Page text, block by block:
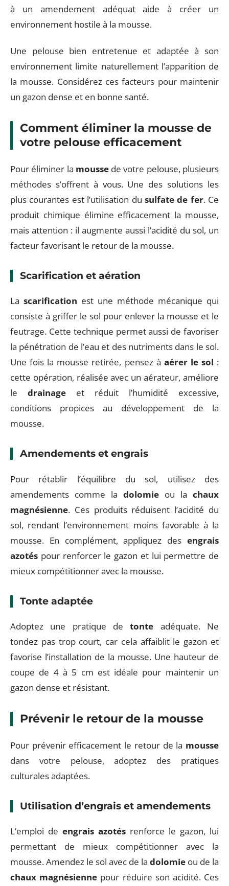
à un amendement adéquat aide à créer un
environnement hostile à la mousse.
Une pelouse bien entretenue et adaptée à son
environnement limite naturellement l’apparition de
la mousse. Considérez ces facteurs pour maintenir
un gazon dense et en bonne santé.
Comment éliminer la mousse de
votre pelouse efficacement
Pour éliminer la moussede votre pelouse, plusieurs
méthodes s’offrent à vous. Une des solutions les
plus courantes est l’utilisation du sulfate de fer. Ce
produit chimique élimine efficacement la mousse,
mais attention : il augmente aussi l’acidité du sol, un
facteur favorisant le retour de la mousse.
Scarification et aération
La scarification est une méthode mécanique qui
consiste à griffer le sol pour enlever la mousse et le
feutrage. Cette technique permet aussi de favoriser
la pénétration de l’eau et des nutriments dans le sol.
Une fois la mousse retirée, pensez à aérer le sol :
cette opération, réalisée avec un aérateur, améliore
le drainage et réduit l’humidité excessive,
conditions propices au développement de la
mousse.
Amendements et engrais
Pour rétablir l’équilibre du sol, utilisez des
amendements comme la dolomie ou la chaux
magnésienne. Ces produits réduisent l’acidité du
sol, rendant l’environnement moins favorable à la
mousse. En complément, appliquez des engrais
azotés pour renforcer le gazon et lui permettre de
mieux compétitionner avec la mousse.
Tonte adaptée
Adoptez une pratique detonte adéquate. Ne
tondez pas trop court, car cela affaiblit le gazon et
favorise l’installation de la mousse. Une hauteur de
coupe de 4 à 5 cm est idéale pour maintenir un
gazon dense et résistant.
Prévenir le retour de la mousse
Pour prévenir efficacement le retour de la mousse
dans votre pelouse, adoptez des pratiques
culturales adaptées.
Utilisation d’engrais et amendements
L’emploi de engrais azotés renforce le gazon, lui
permettant de mieux compétitionner avec la
mousse. Amendez le sol avec de la dolomie ou de la
chaux magnésienne pour réduire son acidité. Ces